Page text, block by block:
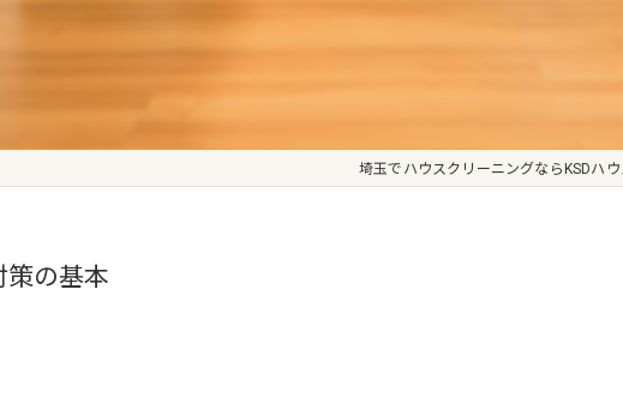
埼玉でハウスクリーニングならKSDハ
策の基本